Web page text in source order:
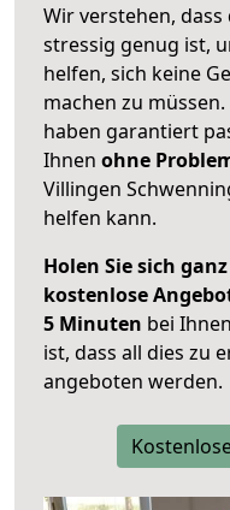
Wir verstehen,
stressig genug ist,
helfen, sich keine
machen zu
haben garantiert
Ihnen ohne
Villingen
helfen kann.
Holen Sie sich
kostenlose
5 Minuten bei
ist, dass all dies zu
angeboten werden.